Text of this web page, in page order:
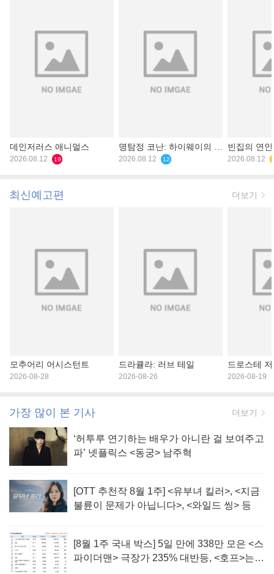
데인저러스 애니멀스
2026.08.12 19
명탐정 코난: 하이웨이의 타
천사
2026.08.12 12
빈집의 연
2026.08.12
최신예고편 더보기
모추어리 어시스턴트
2026-08-28
드라큘라: 러브 테일
2026-08-26
드로스테
2026-08-19
가장 많이 본 기사 더보기
‘허투루 연기하는 배우가 아니란 걸 보여주고
파’ 넷플릭스 <동궁> 남주혁
[OTT 추천작 8월 1주] <유부녀 킬러>, <지금
불륜이 문제가 아닙니다>, <와일드 씽> 등
[8월 1주 국내 박스] 5일 만에 338만 모은 <스
파이더맨> 극장가 235% 대반등, <호프>는